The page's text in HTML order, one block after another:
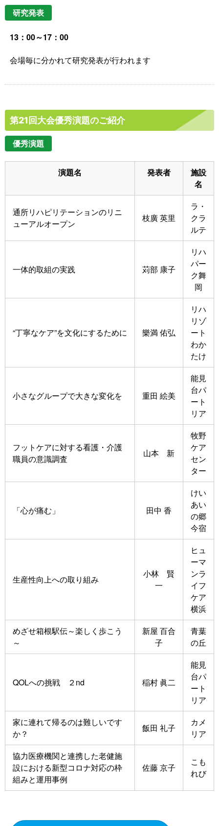
研究発表
13：00～17：00
会場毎に分かれて研究発表が行われます
第21回大会優秀演題のご紹介
優秀演題
演題名 発表者
施設
名
通所リハピリテーションのリニ
ューアルオープン
枝廣 英里
ラ・
クラ
ルテ
一体的取組の実践 苅部 康子
リハ
パー
ク舞
岡
“丁寧なケア”を文化にするために 樂満 佑弘
リハ
リゾ
ート
わか
たけ
小さなグループで大きな変化を 重田 絵美
能見
台パ
ート
リア
フットケアに対する看護・介護
職員の意識調査
山本 新
牧野
ケア
セン
ター
「心が痛む」 田中 香
けい
あい
の郷
今宿
生産性向上への取り組み
小林 賢
一
ヒュ
ーマ
ンラ
イフ
ケア
横浜
めざせ箱根駅伝～楽しく歩こう
～
新屋 百合
子
青葉
の丘
QOLへの挑戦 ２nd 稲村 眞二
能見
台パ
ート
リア
家に連れて帰るのは難しいです
か？
飯田 礼子
カメ
リア
協力医療機関と連携した老健施
設における新型コロナ対応の枠
組みと運用事例
佐藤 京子
こも
れび